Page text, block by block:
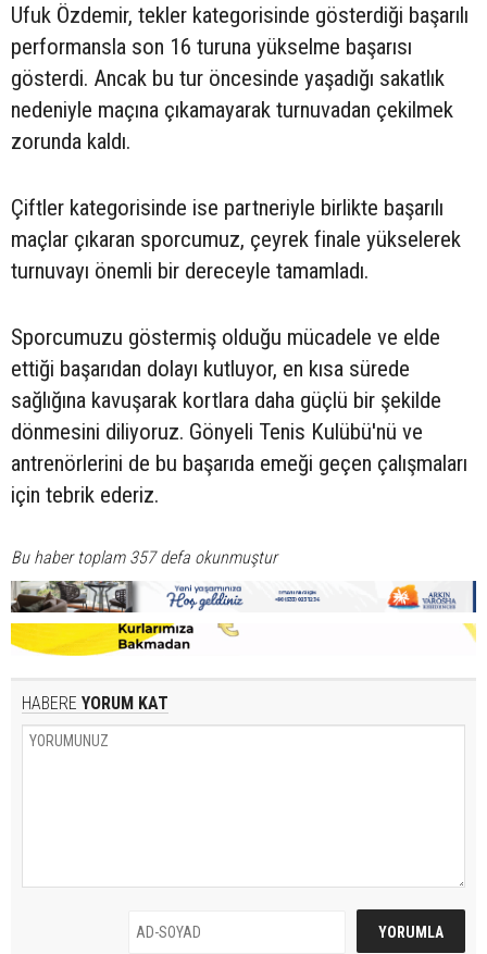
Ufuk Özdemir, tekler kategorisinde gösterdiği başarılı
performansla son 16 turuna yükselme başarısı
gösterdi. Ancak bu tur öncesinde yaşadığı sakatlık
nedeniyle maçına çıkamayarak turnuvadan çekilmek
zorunda kaldı.
Çiftler kategorisinde ise partneriyle birlikte başarılı
maçlar çıkaran sporcumuz, çeyrek finale yükselerek
turnuvayı önemli bir dereceyle tamamladı.
Sporcumuzu göstermiş olduğu mücadele ve elde
ettiği başarıdan dolayı kutluyor, en kısa sürede
sağlığına kavuşarak kortlara daha güçlü bir şekilde
dönmesini diliyoruz. Gönyeli Tenis Kulübü'nü ve
antrenörlerini de bu başarıda emeği geçen çalışmaları
için tebrik ederiz.
Bu haber toplam 357 defa okunmuştur
HABERE YORUM KAT